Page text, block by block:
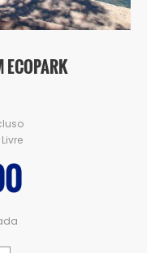
ECOPARK
Livre